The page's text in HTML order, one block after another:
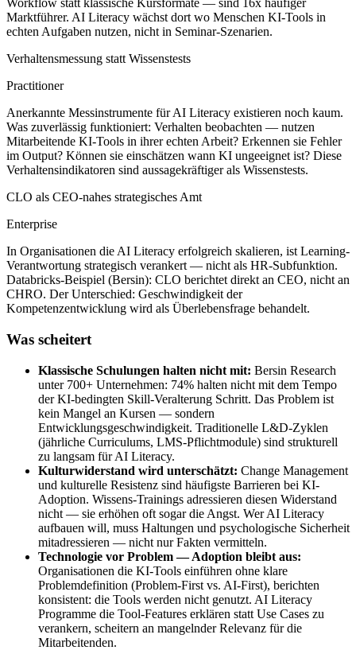
Workflow statt klassische Kursformate — sind 16x häufiger
Marktführer. AI Literacy wächst dort wo Menschen KI-Tools in
echten Aufgaben nutzen, nicht in Seminar-Szenarien.
Verhaltensmessung statt Wissenstests
Practitioner
Anerkannte Messinstrumente für AI Literacy existieren noch kaum.
Was zuverlässig funktioniert: Verhalten beobachten — nutzen
Mitarbeitende KI-Tools in ihrer echten Arbeit? Erkennen sie Fehler
im Output? Können sie einschätzen wann KI ungeeignet ist? Diese
Verhaltensindikatoren sind aussagekräftiger als Wissenstests.
CLO als CEO-nahes strategisches Amt
Enterprise
In Organisationen die AI Literacy erfolgreich skalieren, ist Learning-
Verantwortung strategisch verankert — nicht als HR-Subfunktion.
Databricks-Beispiel (Bersin): CLO berichtet direkt an CEO, nicht an
CHRO. Der Unterschied: Geschwindigkeit der
Kompetenzentwicklung wird als Überlebensfrage behandelt.
Was scheitert
Klassische Schulungen halten nicht mit: Bersin Research
unter 700+ Unternehmen: 74% halten nicht mit dem Tempo
der KI-bedingten Skill-Veralterung Schritt. Das Problem ist
kein Mangel an Kursen — sondern
Entwicklungsgeschwindigkeit. Traditionelle L&D-Zyklen
(jährliche Curriculums, LMS-Pflichtmodule) sind strukturell
zu langsam für AI Literacy.
Kulturwiderstand wird unterschätzt: Change Management
und kulturelle Resistenz sind häufigste Barrieren bei KI-
Adoption. Wissens-Trainings adressieren diesen Widerstand
nicht — sie erhöhen oft sogar die Angst. Wer AI Literacy
aufbauen will, muss Haltungen und psychologische Sicherheit
mitadressieren — nicht nur Fakten vermitteln.
Technologie vor Problem — Adoption bleibt aus:
Organisationen die KI-Tools einführen ohne klare
Problemdefinition (Problem-First vs. AI-First), berichten
konsistent: die Tools werden nicht genutzt. AI Literacy
Programme die Tool-Features erklären statt Use Cases zu
verankern, scheitern an mangelnder Relevanz für die
Mitarbeitenden.